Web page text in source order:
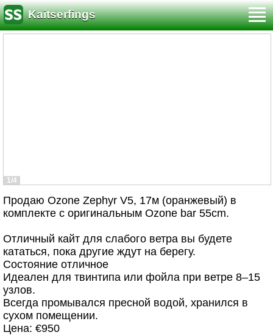
Kaitserfings
1/4
Продаю Ozone Zephyr V5, 17м (оранжевый) в
комплекте с оригинальным Ozone bar 55cm.
Отличный кайт для слабого ветра вы будете
кататься, пока другие ждут на берегу.
Состояние отличное
Идеален для твинтипа или фойла при ветре 8–15
узлов.
Всегда промывался пресной водой, хранился в
сухом помещении.
Цена: €950